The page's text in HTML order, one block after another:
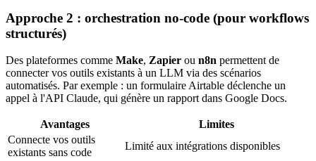
Approche 2 : orchestration no-code (pour workflows
structurés)
Des plateformes comme Make, Zapier ou n8n permettent de
connecter vos outils existants à un LLM via des scénarios
automatisés. Par exemple : un formulaire Airtable déclenche un
appel à l'API Claude, qui génère un rapport dans Google Docs.
Avantages
Limites
Connecte vos outils
existants sans code
Limité aux intégrations disponibles